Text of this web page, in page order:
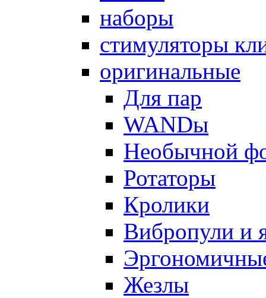
наборы
стимуляторы
оригинальные
Для пар
WANDы
Необычной
Ротаторы
Кролики
Вибропули и
Жезлы